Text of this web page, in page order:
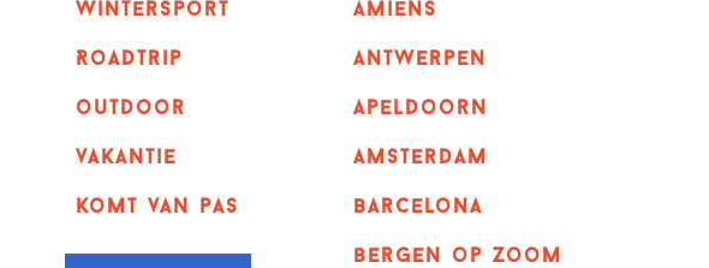
wintersport
Roadtrip
outdoor
vakantie
komt van pas
amiens
Antwerpen
apeldoorn
Amsterdam
barcelona
bergen op zoom